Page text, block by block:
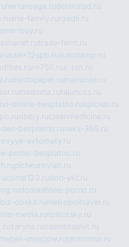
nertansaga.rudelanalad.ru
aria-family.ru roadli.ru
ashanet.rutrade-farm.ru
autodamp.ru
nv750.rux-ton.ru
modopaper.ru manunae.ru
madoma.rutajuncos.ru
online-besplatno.rusplclub.ru
ribery.rucleanmedicine.ru
besplatno.ruseks-365.ru
avtomaty.ru
porno-besplatno.ru
pichkurovlab.ru
comp123.rudon-ykt.ru
domashnee-porno.ru
biz-doska.ru metropoltravel.ru
media.ru rostotsky.ru
zaryna.rucasinotablet.ru
moscow.rutermomur.ru